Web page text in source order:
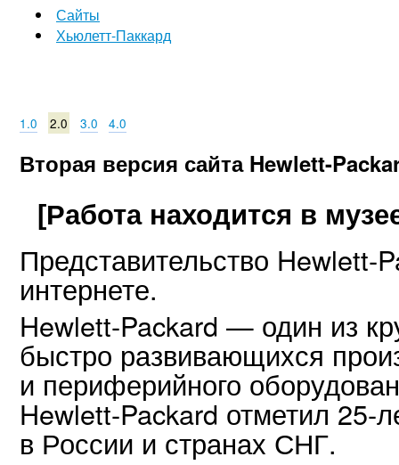
Сайты
Хьюлетт-Паккард
1.0 2.0 3.0 4.0
Вторая версия сайта Hewlett-
[Работа находится в
Представительство Hewlett-
интернете.
Hewlett-Packard — один из
быстро развивающихся
и периферийного
Hewlett-Packard отметил 25-
в России и странах СНГ.